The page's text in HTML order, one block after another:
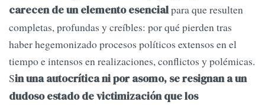
carecen de un elemento esencialpara que resulten
completas, profundas y creíbles: por qué pierden tras
haber hegemonizado procesos políticos extensos en el
tiempo e intensos en realizaciones, conflictos y polémicas.
Sin una autocrítica ni por asomo, se resignan a un
dudoso estado de victimización que los